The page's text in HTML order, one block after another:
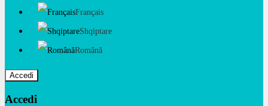
Français
Shqiptare
Română
Accedi
Accedi